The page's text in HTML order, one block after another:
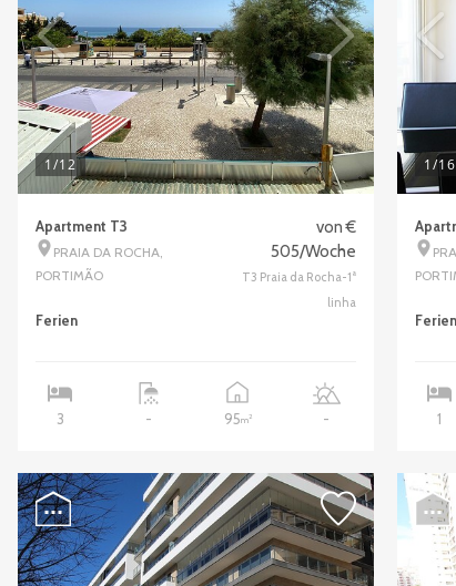
1/12
Apartment T3
PRAIA DA ROCHA,
PORTIMÃO
von €
505/Woche
T3 Praia da Rocha-1ª
linha
Ferien
3 - 95m2 -
1/16
Ferien
1